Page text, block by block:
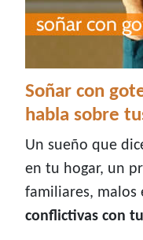
Soñar con
habla sobre
Un sueño que
en tu hogar, un
familiares, malos
conflictivas con